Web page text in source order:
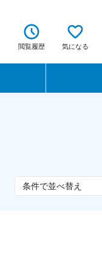
閲覧履歴 気になる
条件で並べ替え